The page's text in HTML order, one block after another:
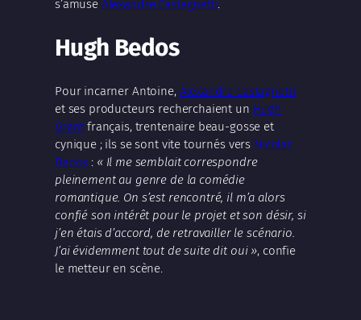
s’amuse Alexandre Castagnetti.
Hugh Bedos
Pour incarner Antoine, Alexandre Castagnetti
et ses producteurs recherchaient un Hugh
Grant français, trentenaire beau-gosse et
cynique ; ils se sont vite tournés vers Nicolas
Bedos : « Il me semblait correspondre
pleinement au genre de la comédie
romantique. On s’est rencontré, il m’a alors
confié son intérêt pour le projet et son désir, si
j’en étais d’accord, de retravailler le scénario.
J’ai évidemment tout de suite dit oui », confie
le metteur en scène.